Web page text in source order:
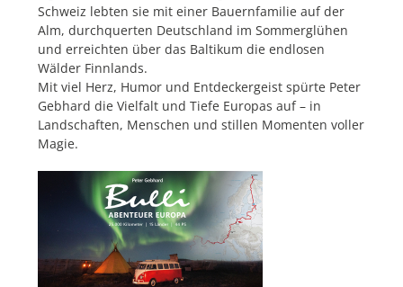
Schweiz lebten sie mit einer Bauernfamilie auf der
Alm, durchquerten Deutschland im Sommerglühen
und erreichten über das Baltikum die endlosen
Wälder Finnlands.
Mit viel Herz, Humor und Entdeckergeist spürte Peter
Gebhard die Vielfalt und Tiefe Europas auf – in
Landschaften, Menschen und stillen Momenten voller
Magie.